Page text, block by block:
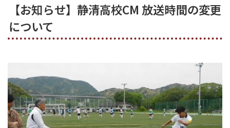
【お知らせ】静清高校CM 放送時間の変更
について